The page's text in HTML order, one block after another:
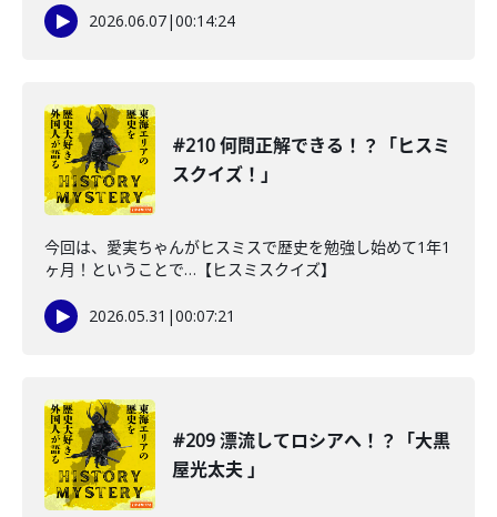
2026.06.07|00:14:24
#210 何問正解できる！？「ヒスミ
スクイズ！」
今回は、愛実ちゃんがヒスミスで歴史を勉強し始めて1年1
ヶ月！ということで…【ヒスミスクイズ】
2026.05.31 |00:07:21
#209 漂流してロシアへ！？「大黒
屋光太夫 」